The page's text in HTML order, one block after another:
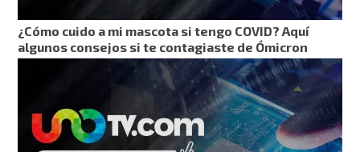
¿Cómo cuido a mi mascota si tengo COVID? Aquí
algunos consejos si te contagiaste de Ómicron